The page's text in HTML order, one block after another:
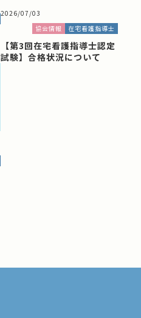
2026/07/03
協会情報
在宅看護指導士
【第3回在宅看護指導士認定
試験】合格状況について